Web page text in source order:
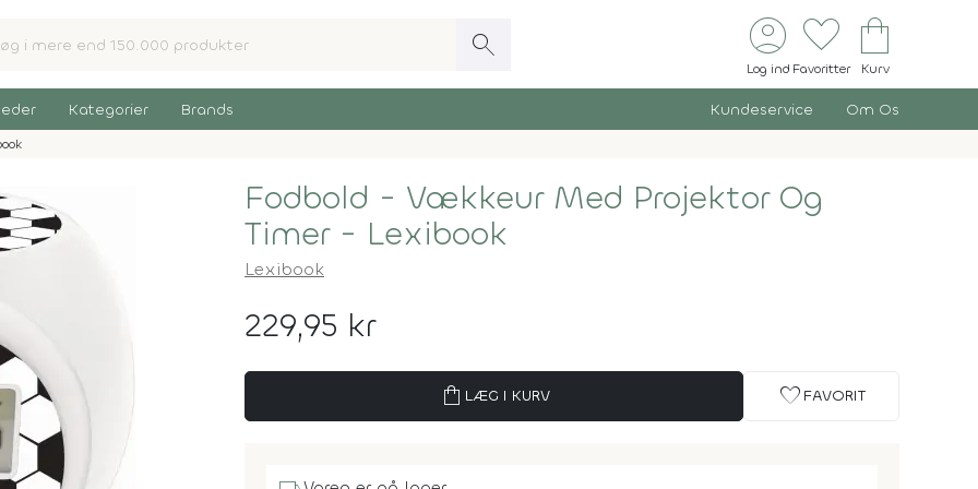
search account_circle
Log ind
favorite
Favoritter
shopping_bag
Kurv
Kategorier Brands Kundeservice Om Os
Fodbold - Vækkeur Med Projektor Og
Timer - Lexibook
Lexibook
229,95 kr
shopping_bag LÆG I KURV favorite FAVORIT